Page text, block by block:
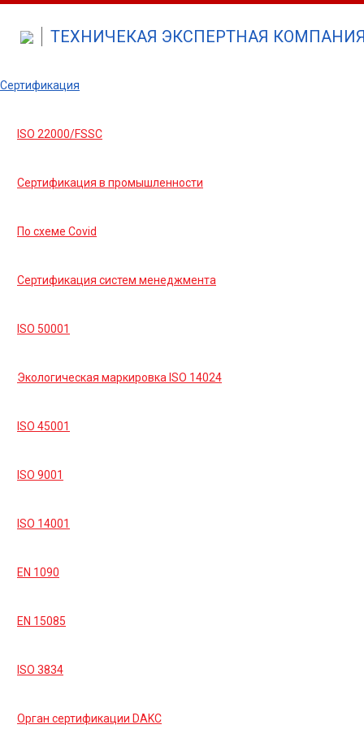
ТЕХНИЧЕКАЯ ЭКСПЕРТНАЯ КОМПАНИЯ
Сертификация
ISO 22000/FSSC
Сертификация в промышленности
По схеме Covid
Сертификация систем менеджмента
ISO 50001
Экологическая маркировка ISO 14024
ISO 45001
ISO 9001
ISO 14001
EN 1090
EN 15085
ISO 3834
Орган сертификации DAKC